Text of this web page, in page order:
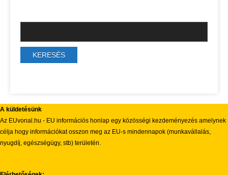
A küldetésünk
Az EUvonal.hu - EU információs honlap egy közösségi kezdeményezés amelynek
célja hogy információkat osszon meg az EU-s mindennapok (munkavállalás,
nyugdíj, egészségügy, stb) területén.